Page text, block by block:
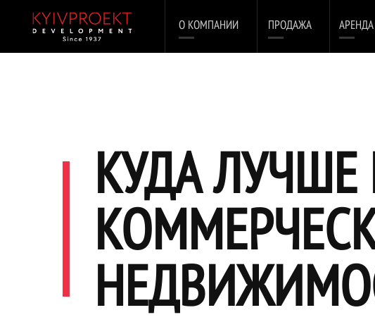
О КОМПАНИИ ПРОДАЖА АРЕНДА
КУДА ЛУЧШЕ